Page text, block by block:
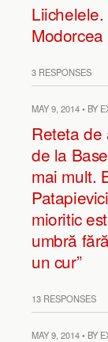
Modorcea
3 RESPONSES
MAY 9, 2014 • BY
Reteta
de la
mai mult.
mioritic
umbră
un cur”
13 RESPONSES
MAY 9, 2014 • BY